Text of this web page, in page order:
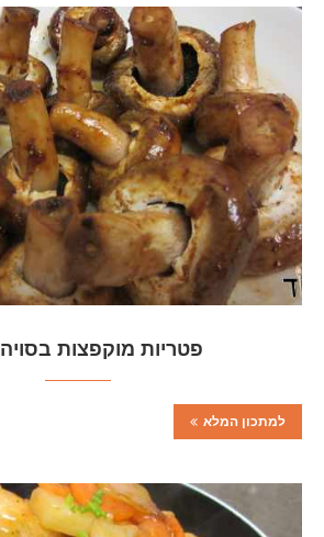
פטריות מוקפצות בסויה
למתכון המלא